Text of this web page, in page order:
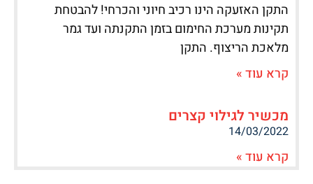
התקן האזעקה הינו רכיב חיוני והכרחי! להבטחת
תקינות מערכת החימום בזמן התקנתה ועד גמר
מלאכת הריצוף. התקן
קרא עוד »
מכשיר לגילוי קצרים
14/03/2022
קרא עוד »